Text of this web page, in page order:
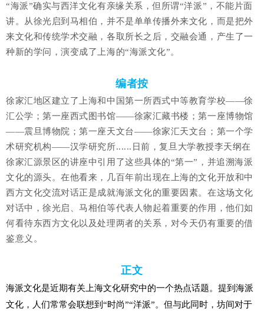
“海派”确实与西洋文化有亲缘关系，但所谓“洋派”，不能片面
讲。
从徐光启到马相伯，并不是单单传播外来文化，而是把外
来文化和传统学术交融，各取所长之后，交融会通，产生了一
种新的学问，演变成了上海的“海派文化”。
编者按
徐家汇地区建立了上海和中国第一所西式中等教育学校——徐
汇公学；第一座西式图书馆——徐家汇藏书楼；第一座博物馆
——震旦博物院；第一座天文台——徐家汇天文台；第一个学
术研究机构——汉学研究所......日前，复旦大学教授李天纲在
徐家汇源景区的讲座中引用了这些具体的“第一”，并追溯海派
文化的源头。在他看来，几百年前出现在上海的文化开放和中
西方文化交流对话正是成就海派文化的重要因素。在这场文化
对话中，徐光启、马相伯等代表人物起着重要的作用，他们如
何看待东西方文化以及处理两者的关系，对今天仍有重要的借
鉴意义。
正文
海派文化是近期有关上海文化研究中的一个热点话题。提到海派
文化，人们常常会联想到“时尚”“洋派”。但与此同时，坊间对于